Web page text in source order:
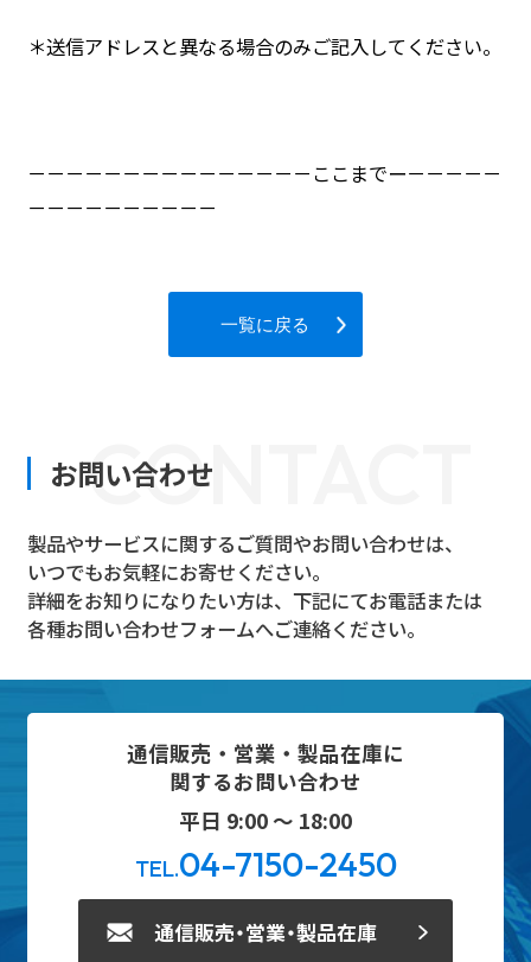
＊送信アドレスと異なる場合のみご記入してください。
－－－－－－－－－－－－－－－ここまでー－－－－－
－－－－－－－－－－
一覧に戻る
CONTACT
お問い合わせ
製品やサービスに関するご質問やお問い合わせは、
いつでもお気軽にお寄せください。
詳細をお知りになりたい方は、下記にてお電話または
各種お問い合わせフォームへご連絡ください。
通信販売・営業・製品在庫に
関するお問い合わせ
平日 9:00 ～ 18:00
TEL.04-7150-2450
通信販売・営業・製品在庫